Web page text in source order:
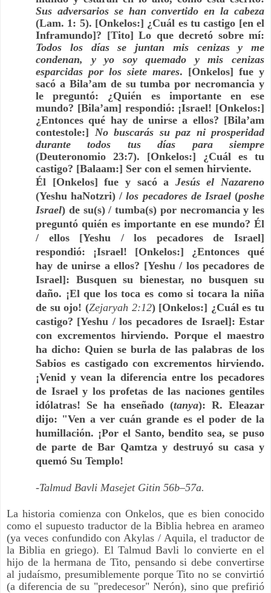
Sus adversarios se han convertido en la cabeza
(Lam. 1: 5). [Onkelos:] ¿Cuál es tu castigo [en el
Inframundo]? [Tito] Lo que decretó sobre mí:
Todos los días se juntan mis cenizas y me
condenan, y yo soy quemado y mis cenizas
esparcidas por los siete mares. [Onkelos] fue y
sacó a Bila’am de su tumba por necromancia y
le preguntó: ¿Quién es importante en ese
mundo? [Bila’am] respondió: ¡Israel! [Onkelos:]
¿Entonces qué hay de unirse a ellos? [Bila’am
contestole:] No buscarás su paz ni prosperidad
durante todos tus días para siempre
(Deuteronomio 23:7). [Onkelos:] ¿Cuál es tu
castigo? [Balaam:] Ser con el semen hirviente.
Él [Onkelos] fue y sacó a Jesús el Nazareno
(Yeshu haNotzri) /los pecadores de Israel(poshe
Israel) de su(s) / tumba(s) por necromancia y les
preguntó quién es importante en ese mundo? Él
/ ellos [Yeshu / los pecadores de Israel]
respondió: ¡Israel! [Onkelos:] ¿Entonces qué
hay de unirse a ellos? [Yeshu / los pecadores de
Israel]: Busquen su bienestar, no busquen su
daño. ¡El que los toca es como si tocara la niña
de su ojo! (Zejaryah 2:12) [Onkelos:] ¿Cuál es tu
castigo? [Yeshu / los pecadores de Israel]: Estar
con excrementos hirviendo. Porque el maestro
ha dicho: Quien se burla de las palabras de los
Sabios es castigado con excrementos hirviendo.
¡Venid y vean la diferencia entre los pecadores
de Israel y los profetas de las naciones gentiles
idólatras! Se ha enseñado (tanya): R. Eleazar
dijo: "Ven a ver cuán grande es el poder de la
humillación. ¡Por el Santo, bendito sea, se puso
de parte de Bar Qamtza y destruyó su casa y
quemó Su Templo!
-Talmud Bavli Masejet Gitin 56b–57a.
La historia comienza con Onkelos, que es bien conocido
como el supuesto traductor de la Biblia hebrea en arameo
(ya veces confundido con Akylas / Aquila, el traductor de
la Biblia en griego). El Talmud Bavli lo convierte en el
hijo de la hermana de Tito, pensando si debe convertirse
al judaísmo, presumiblemente porque Tito no se convirtió
(a diferencia de su "predecesor" Nerón), sino que prefirió